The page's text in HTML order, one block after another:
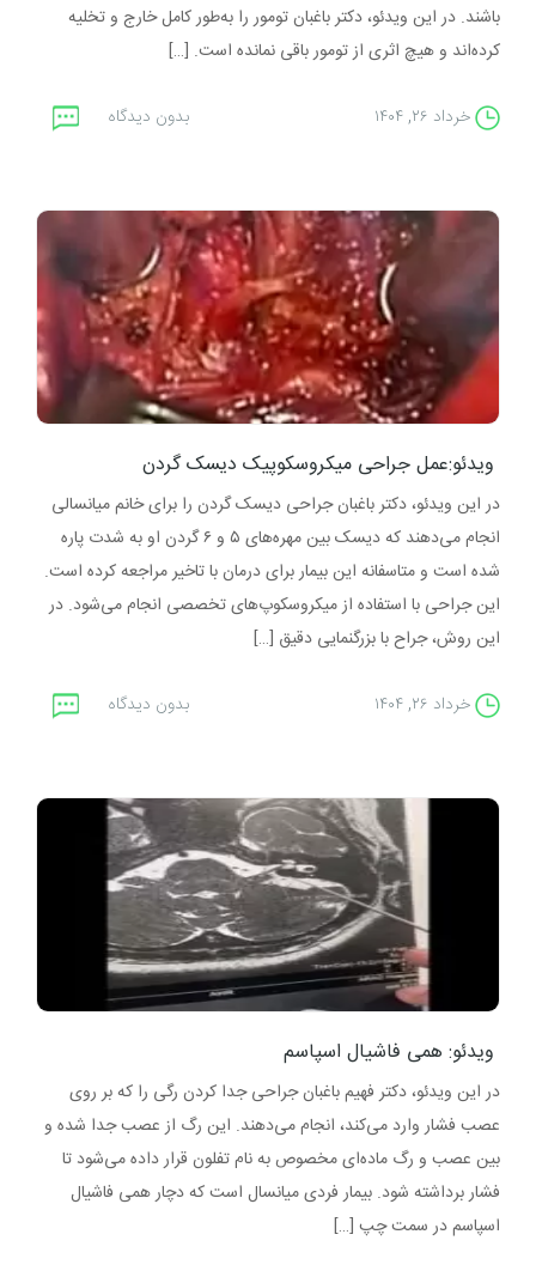
باشند. در این ویدئو، دکتر باغبان تومور را به‌طور کامل خارج و تخلیه
کرده‌اند و هیچ اثری از تومور باقی نمانده است. […]
خرداد ۲۶, ۱۴۰۴ بدون دیدگاه
ویدئو:عمل جراحی میکروسکوپیک دیسک گردن
در این ویدئو، دکتر باغبان جراحی دیسک گردن را برای خانم میانسالی
انجام می‌دهند که دیسک بین مهره‌های ۵ و ۶ گردن او به شدت پاره
شده است و متاسفانه این بیمار برای درمان با تاخیر مراجعه کرده است.
این جراحی با استفاده از میکروسکوپ‌های تخصصی انجام می‌شود. در
این روش، جراح با بزرگنمایی دقیق […]
خرداد ۲۶, ۱۴۰۴ بدون دیدگاه
ویدئو: همی فاشیال اسپاسم
در این ویدئو، دکتر فهیم باغبان جراحی جدا کردن رگی را که بر روی
عصب فشار وارد می‌کند، انجام می‌دهند. این رگ از عصب جدا شده و
بین عصب و رگ ماده‌ای مخصوص به نام تفلون قرار داده می‌شود تا
فشار برداشته شود. بیمار فردی میانسال است که دچار همی فاشیال
اسپاسم در سمت چپ […]